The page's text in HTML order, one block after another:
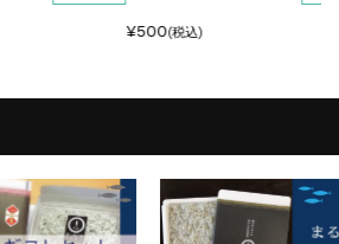
¥800(税込)